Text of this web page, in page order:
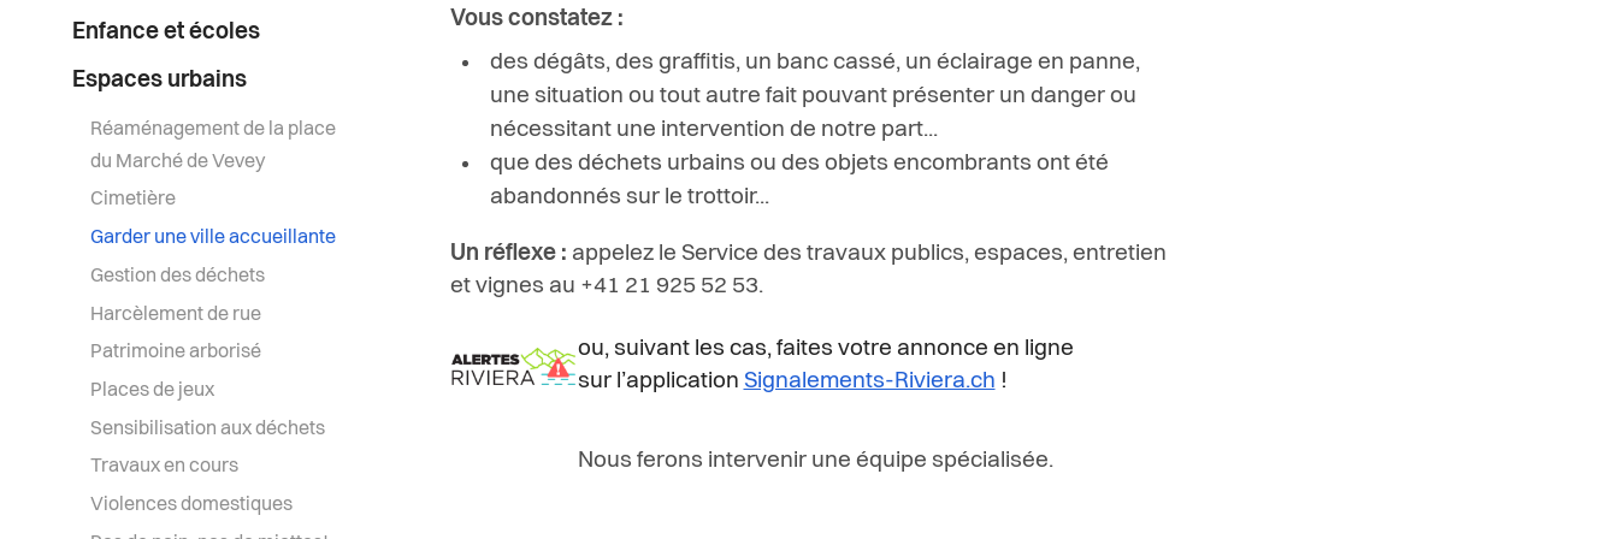
Vous constatez :
des dégâts, des graffitis, un banc cassé, un éclairage en panne,
une situation ou tout autre fait pouvant présenter un danger ou
nécessitant une intervention de notre part...
que des déchets urbains ou des objets encombrants ont été
abandonnés sur le trottoir...
Un réflexe : appelez le Service des travaux publics, espaces, entretien
et vignes au +41 21 925 52 53.
ou, suivant les cas, faites votre annonce en ligne
sur l’application Signalements-Riviera.ch !
Nous ferons intervenir une équipe spécialisée.
Enfance et écoles
Espaces urbains
Réaménagement de la place
du Marché de Vevey
Cimetière
Garder une ville accueillante
Gestion des déchets
Harcèlement de rue
Patrimoine arborisé
Places de jeux
Sensibilisation aux déchets
Travaux en cours
Violences domestiques